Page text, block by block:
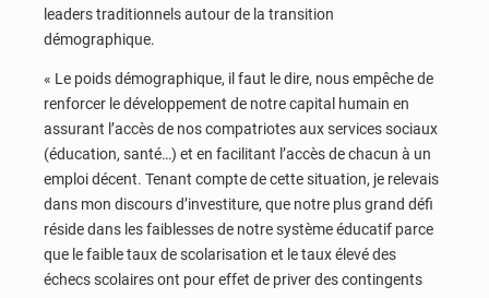
leaders traditionnels autour de la transition
démographique.
« Le poids démographique, il faut le dire, nous empêche de
renforcer le développement de notre capital humain en
assurant l’accès de nos compatriotes aux services sociaux
(éducation, santé…) et en facilitant l’accès de chacun à un
emploi décent. Tenant compte de cette situation, je relevais
dans mon discours d’investiture, que notre plus grand défi
réside dans les faiblesses de notre système éducatif parce
que le faible taux de scolarisation et le taux élevé des
échecs scolaires ont pour effet de priver des contingents